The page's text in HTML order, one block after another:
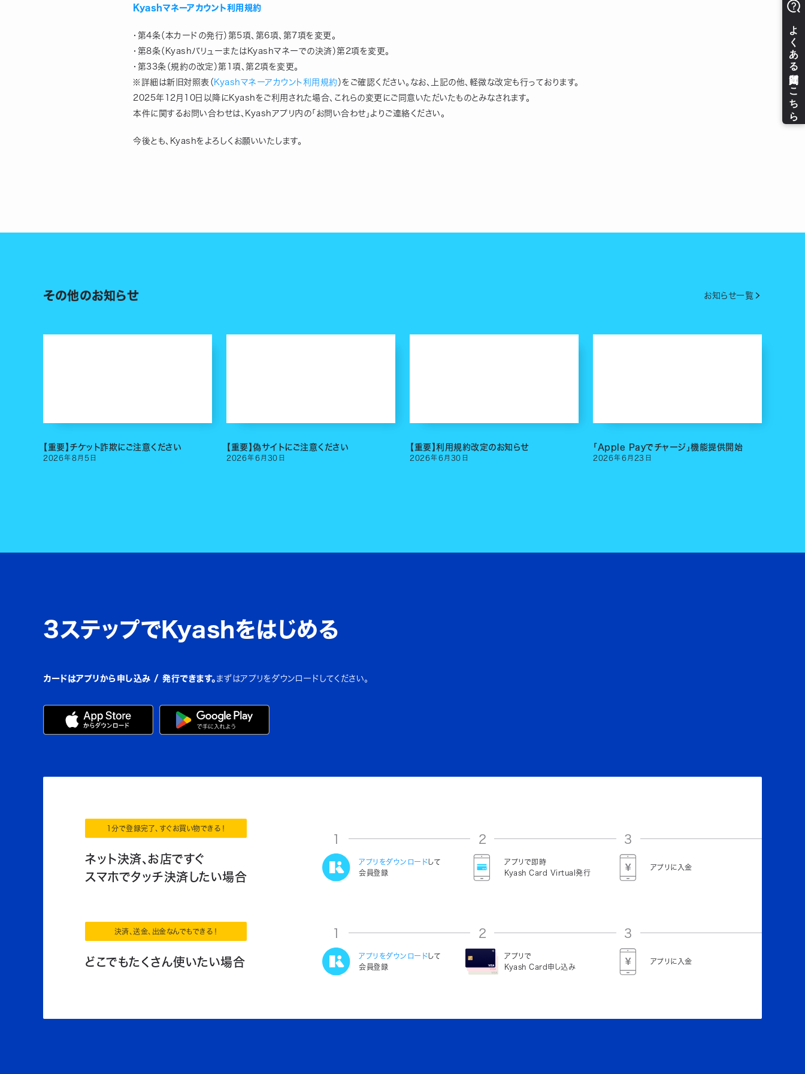
Kyashマネーアカウント利用規約
・第4条（本カードの発行）第5項、第6項、第7項を変更。
・第8条（KyashバリューまたはKyashマネーでの決済）第2項を変更。
・第33条（規約の改定）第1項、第2項を変更。
※詳細は新旧対照表（ Kyashマネーアカウント利用規約 ）をご確認ください。なお、上記の他、軽微な改定も行っております。
2025年12月10日以降にKyashをご利用された場合、これらの変更にご同意いただいたものとみなされます。
本件に関するお問い合わせは、Kyashアプリ内の「お問い合わせ」よりご連絡ください。
今後とも、Kyashをよろしくお願いいたします。
その他のお知らせ お知らせ一覧
【重要】チケット詐欺にご注意ください
2026年8 月 5 日
【重要】偽サイトにご注意ください
2026年6 月 30 日
【重要】利用規約改定のお知らせ
2026年6 月 30 日
「Apple Payでチャージ」機能提供開始
2026年6 月 23 日
3ステップでKyashをはじめる
カードはアプリから申し込み / 発行できます。 まずはアプリをダウンロードしてください。
1分で登録完了、すぐお買い物できる！
ネット決済、お店ですぐ
スマホでタッチ決済したい場合
1
アプリをダウンロード して
会員登録
2
アプリで即時
Kyash Card Virtual発行
3
アプリに入金
決済、送金、出金なんでもできる！
どこでもたくさん使いたい場合
1
アプリをダウンロード して
会員登録
2
アプリで
Kyash Card申し込み
3
アプリに入金